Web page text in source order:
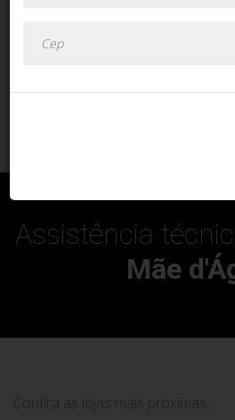
Assistência
Mãe
Confira as lojas mais próximas: